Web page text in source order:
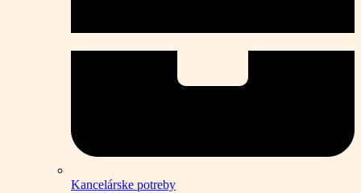
Kancelárske potreby